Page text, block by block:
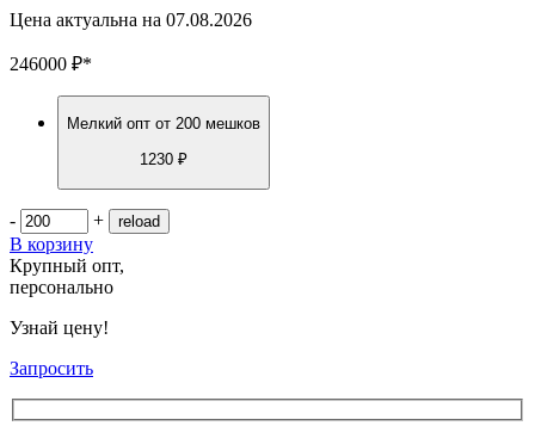
Цена актуальна на 07.08.2026
246000 ₽*
Мелкий опт от 200 мешков
1230 ₽
-
+
В корзину
Крупный опт,
персонально
Узнай цену!
Запросить